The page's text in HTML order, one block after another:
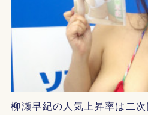
柳瀬早紀の人気上昇率は二